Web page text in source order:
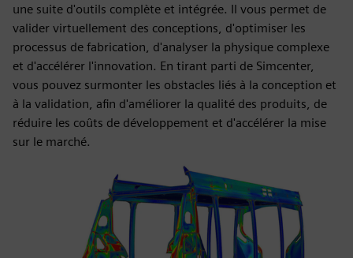
une suite d'outils complète et intégrée. Il vous permet de
valider virtuellement des conceptions, d'optimiser les
processus de fabrication, d'analyser la physique complexe
et d'accélérer l'innovation. En tirant parti de Simcenter,
vous pouvez surmonter les obstacles liés à la conception et
à la validation, afin d'améliorer la qualité des produits, de
réduire les coûts de développement et d'accélérer la mise
sur le marché.